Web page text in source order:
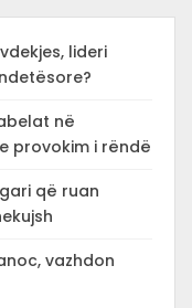
lideri
në
provokim i rëndë
që ruan
vazhdon